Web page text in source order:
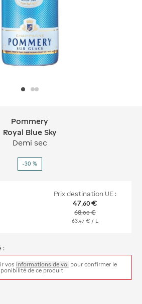
Blue Sky
Pommery
Royal Blue Sky
Demi sec
-30 %
Prix destination UE :
47,60 €
68,00€
63 ,47 € / L
:
vos informations de vol pour confirmer le
de ce produit